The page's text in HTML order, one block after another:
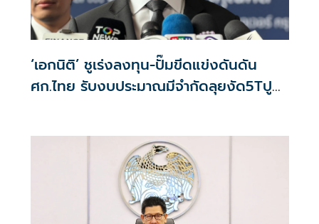
‘เอกนิติ’ ชูเร่งลงทุน-ปั๊มขีดแข่งดันดัน
ศก.ไทย รับงบประมาณมีจำกัดลุยงัด5Tปู